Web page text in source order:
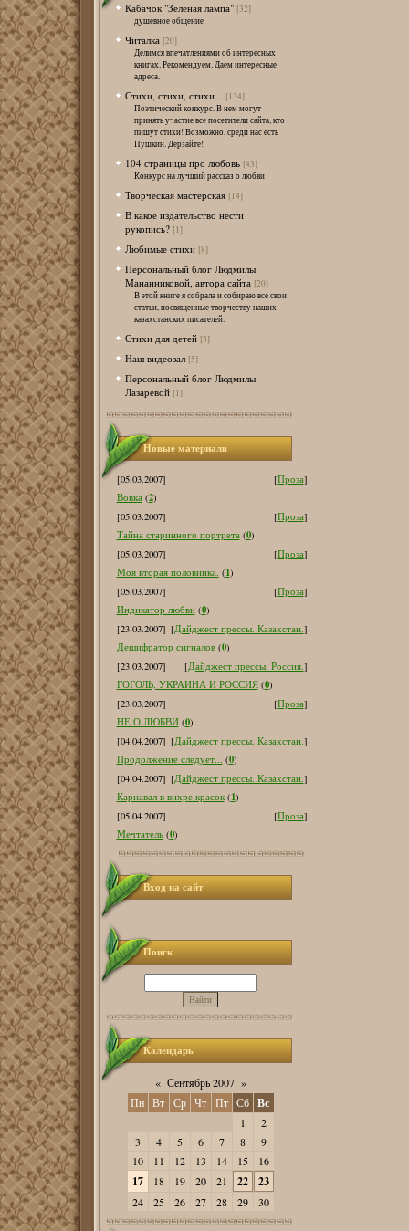
Кабачок "Зеленая лампа" [32]
душевное общение
Читалка [20]
Делимся впечатлениями об интересных
книгах. Рекомендуем. Даем интересные
адреса.
Стихи, стихи, стихи... [134]
Поэтический конкурс. В нем могут
принять участие все посетители сайта, кто
пишут стихи! Возможно, среди нас есть
Пушкин. Дерзайте!
104 страницы про любовь [43]
Конкурс на лучший рассказ о любви
Творческая мастерская [14]
В какое издательство нести
рукопись? [1]
Любимые стихи [8]
Персональный блог Людмилы
Мананниковой, автора сайта [20]
В этой книге я собрала и собираю все свои
статьи, посвященные творчеству наших
казахстанских писателей.
Стихи для детей [3]
Наш видеозал [5]
Персональный блог Людмилы
Лазаревой [1]
Новые материалв
[05.03.2007] [Проза]
Вовка (2)
[05.03.2007]
[Проза]
Тайна старинного портрета (0)
[05.03.2007]
[Проза]
Моя вторая половинка. (1)
[05.03.2007]
[Проза]
Индикатор любви (0)
[23.03.2007] [Дайджест прессы. Казахстан.]
Дешифратор сигналов (0)
[23.03.2007]
[Дайджест прессы. Россия.]
ГОГОЛЬ, УКРАИНА И РОССИЯ (0)
[23.03.2007]
[Проза]
НЕ О ЛЮБВИ (0)
[04.04.2007] [Дайджест прессы. Казахстан.]
Продолжение следует... (0)
[04.04.2007] [Дайджест прессы. Казахстан.]
Карнавал в вихре красок (1)
[05.04.2007]
[Проза]
Мечтатель (0)
Вход на сайт
Поиск
Календарь
« Сентябрь 2007 »
Пн Вт Ср Чт Пт Сб Вс
1
2
3
4 5 6 7 8
9
10
11 12 13 14 15 16
17 18 19 20 21 22 23
24 25 26 27 28 29 30